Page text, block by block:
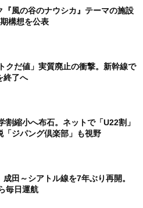
『風の谷のナウシカ』テーマの施設
構想を公表
クだ値」実質廃止の衝撃。新幹線で
終了へ
割縮小へ布石。ネットで「U22割」
「ジパング倶楽部」も視野
田～シアトル線を7年ぶり再開。
毎日運航